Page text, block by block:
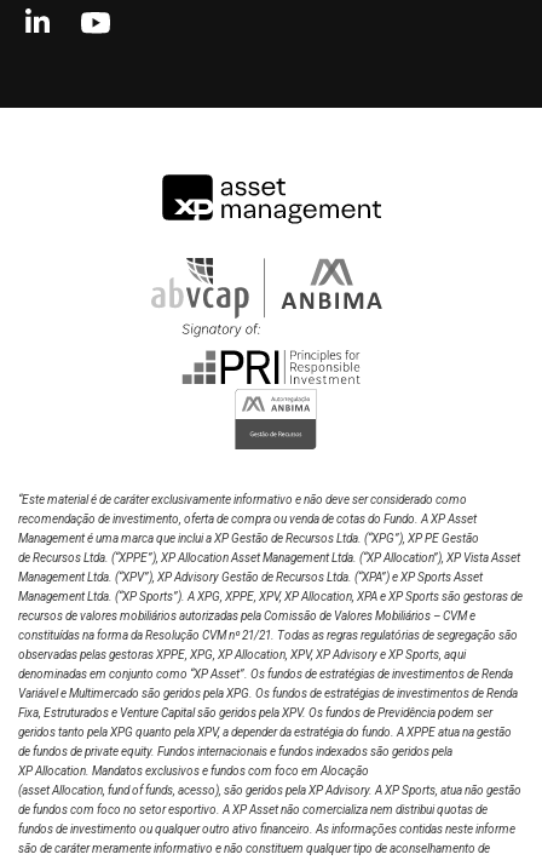
“Este material é de caráter exclusivamente informativo e não deve ser considerado como
recomendação de investimento, oferta de compra ou venda de cotas do Fundo. A XP Asset
Management é uma marca que inclui a XP Gestão de Recursos Ltda. (“XPG”), XP PE Gestão
de Recursos Ltda. (“XPPE”), XP Allocation Asset Management Ltda. (“XP Allocation”), XP Vista Asset
Management Ltda. (“XPV”), XP Advisory Gestão de Recursos Ltda. (“XPA”) e XP Sports Asset
Management Ltda. (“XP Sports”). A XPG, XPPE, XPV, XP Allocation, XPA e XP Sports são gestoras de
recursos de valores mobiliários autorizadas pela Comissão de Valores Mobiliários – CVM e
constituídas na forma da Resolução CVM nº 21/21. Todas as regras regulatórias de segregação são
observadas pelas gestoras XPPE, XPG, XP Allocation, XPV, XP Advisory e XP Sports, aqui
denominadas em conjunto como “XP Asset”. Os fundos de estratégias de investimentos de Renda
Variável e Multimercado são geridos pela XPG. Os fundos de estratégias de investimentos de Renda
Fixa, Estruturados e Venture Capital são geridos pela XPV. Os fundos de Previdência podem ser
geridos tanto pela XPG quanto pela XPV, a depender da estratégia do fundo. A XPPE atua na gestão
de fundos de private equity. Fundos internacionais e fundos indexados são geridos pela
XP Allocation. Mandatos exclusivos e fundos com foco em Alocação
(asset Allocation, fund of funds, acesso), são geridos pela XP Advisory. A XP Sports, atua não gestão
de fundos com foco no setor esportivo. A XP Asset não comercializa nem distribui quotas de
fundos de investimento ou qualquer outro ativo financeiro. As informações contidas neste informe
são de caráter meramente informativo e não constituem qualquer tipo de aconselhamento de